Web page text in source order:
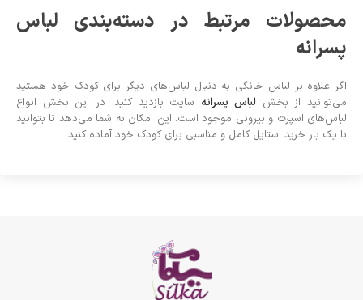
محصولات مرتبط در دسته‌بندی لباس
پسرانه
اگر علاوه بر لباس خانگی به دنبال لباس‌های دیگر برای کودک خود هستید
می‌توانید از بخش لباس پسرانه سایت بازدید کنید. در این بخش انواع
لباس‌های اسپرت و بیرونی موجود است. این امکان به شما می‌دهد تا بتوانید
با یک بار خرید استایل کامل و مناسبی برای کودک خود آماده کنید.